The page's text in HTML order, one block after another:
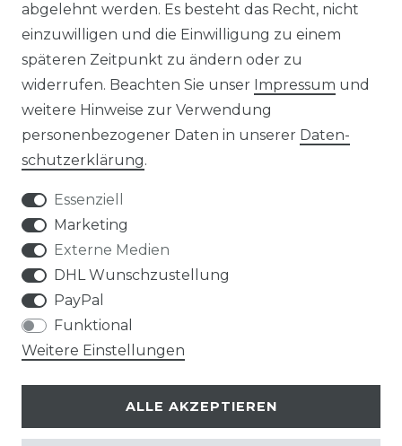
REFERENZEN
VERTRAG WIDERRUFEN
Klimaprofis GmbH & Co. KG
Design & supervision by MILLER
© Copyright 2026 | Alle Rechte vorbehalten.
abgelehnt werden. Es besteht das Recht, nicht
einzuwilligen und die Einwilligung zu einem
späteren Zeitpunkt zu ändern oder zu
widerrufen. Beachten Sie unser Impressum und
weitere Hinweise zur Verwendung
personenbezogener Daten in unserer Daten­
schutz­erklärung.
Essenziell
Marketing
Externe Medien
DHL Wunschzustellung
PayPal
Funktional
Weitere Einstellungen
ALLE AKZEPTIEREN